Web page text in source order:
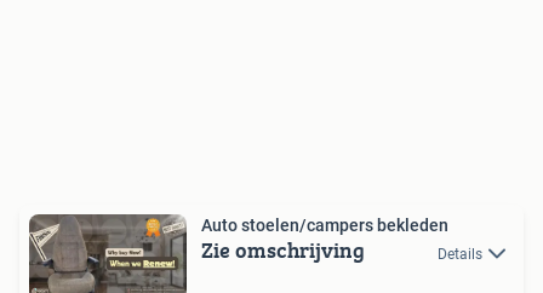
Auto stoelen/campers bekleden
Zie omschrijving Details